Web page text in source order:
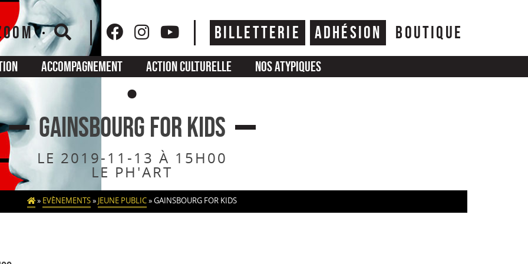
BILLETTERIE ADHÉSION BOUTIQUE
Accompagnement Action culturelle Nos atypiques
GAINSBOURG FOR KIDS
LE 2019-11-13 À 15H00
LE PH'ART
» EVÈNEMENTS» JEUNE PUBLIC»GAINSBOURG FOR KIDS